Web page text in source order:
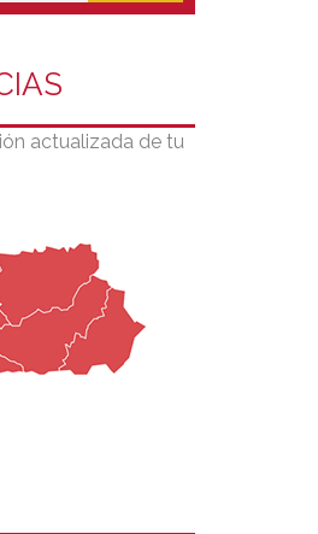
actualizada de tu